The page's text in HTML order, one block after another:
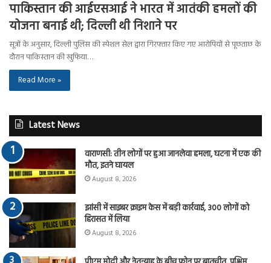
पाकिस्तान की आईएसआई ने भारत में आतंकी हमलों की
योजना बनाई थी; दिल्ली थी निशाने पर
सूत्रों के अनुसार, दिल्ली पुलिस की स्पेशल सेल द्वारा गिरफ्तार किए गए आरोपियों से पूछताछ के
दौरान पाकिस्तान की खुफिया…
Read More »
Latest News
वाराणसी: तीन लोगों पर हुआ जानलेवा हमला, घटना में एक की
मौत, इतने घायल
August 8, 2026
झांसी में साइबर क्राइम केस में बड़ी कार्रवाई, 300 लोगों को
हिरासत में लिया
August 8, 2026